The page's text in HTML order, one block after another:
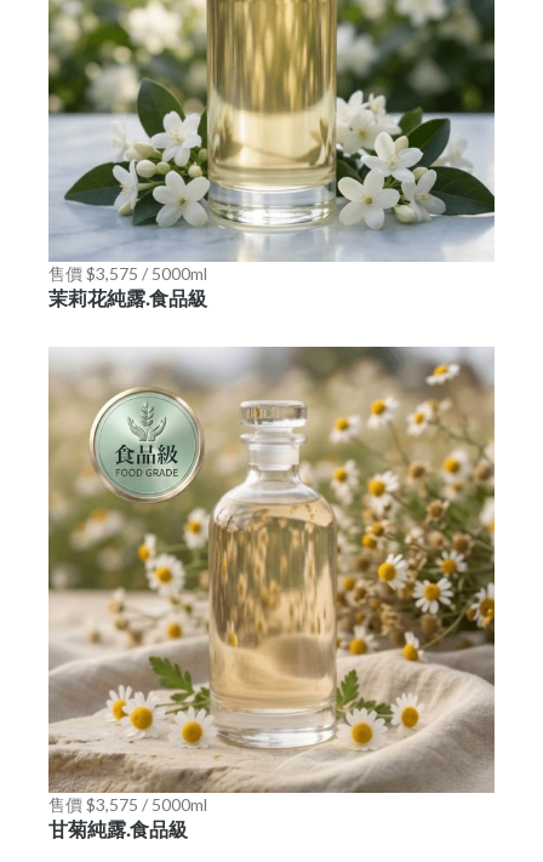
售價 $3,575 / 5000ml
茉莉花純露.食品級
售價 $3,575 / 5000ml
甘菊純露.食品級